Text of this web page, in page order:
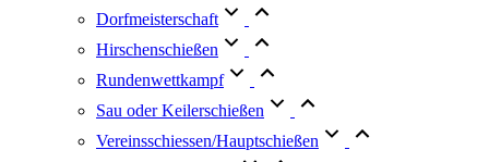
Dorfmeisterschaft
Hirschenschießen
Rundenwettkampf
Sau oder Keilerschießen
Vereinsschiessen/Hauptschießen